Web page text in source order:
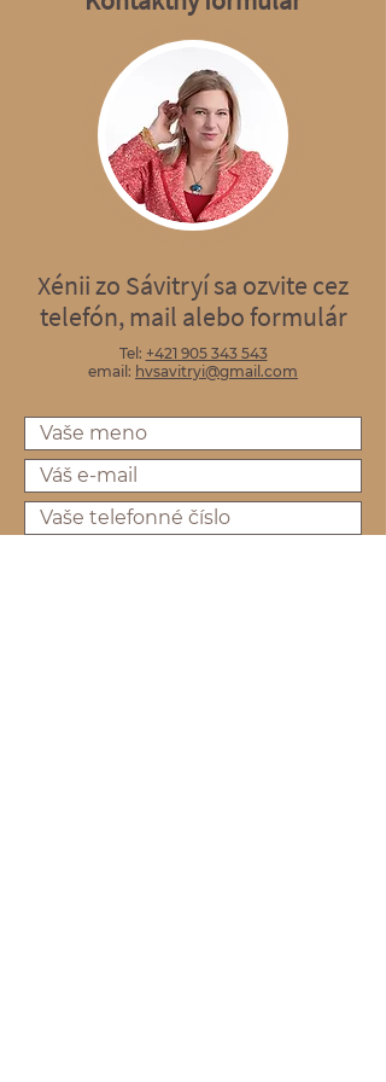
Xénii zo Sávitryí sa ozvite cez
telefón, mail alebo formulár
Tel: +421 905 343 543
email: hvsavitryi@gmail.com